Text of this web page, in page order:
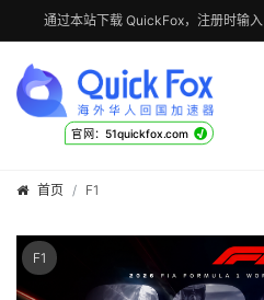
通过本站下载 QuickFox，注册时输入
官网：51quickfox.com √
首页 F1
F1